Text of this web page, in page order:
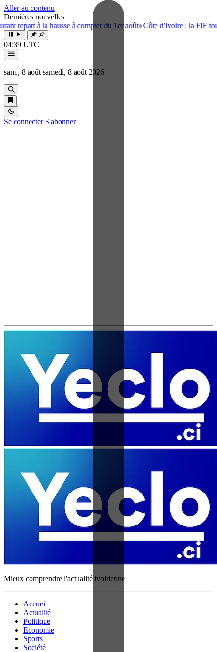
Aller au contenu
Dernières nouvelles
à la hausse à compter du 1er août ●Côte d'Ivoire : la FIF tourne la
04:39 UTC
sam., 8 août samedi, 8 août 2026
Se connecter S'abonner
Mieux comprendre l'actualité ivoirienne
Accueil
Actualité
Politique
Economie
Sports
Société